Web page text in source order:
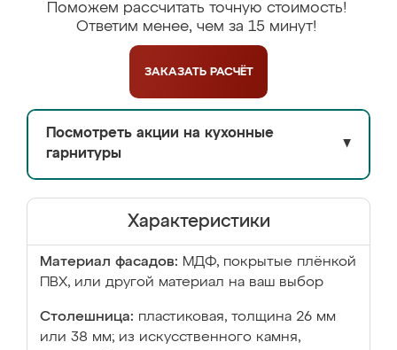
Поможем рассчитать точную стоимость!
Ответим менее, чем за 15 минут!
ЗАКАЗАТЬ РАСЧЁТ
Посмотреть акции на кухонные
гарнитуры
▼
Характеристики
Материал фасадов: МДФ, покрытые плёнкой
ПВХ, или другой материал на ваш выбор
Столешница: пластиковая, толщина 26 мм
или 38 мм; из искусственного камня,